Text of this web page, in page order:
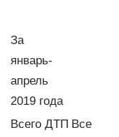
За
январь-
апрель
2019 года
Всего ДТП Все